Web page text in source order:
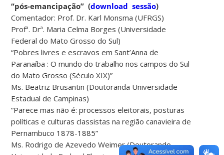
“pós-emancipação”(download sessão)
Comentador: Prof. Dr. Karl Monsma (UFRGS)
Profª. Drª. Maria Celma Borges (Universidade
Federal do Mato Grosso do Sul)
“Pobres livres e escravos em Sant’Anna de
Paranaíba : O mundo do trabalho nos campos do Sul
do Mato Grosso (Século XIX)”
Ms. Beatriz Brusantin (Doutoranda Universidade
Estadual de Campinas)
“Parece mas não é: processos eleitorais, posturas
políticas e culturas classistas na região canavieira de
Pernambuco 1878-1885”
Ms. Rodrigo de Azevedo Weimer (Doutorando –